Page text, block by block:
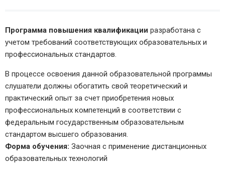
Программа повышения квалификации разработана с
учетом требований соответствующих образовательных и
профессиональных стандартов.
В процессе освоения данной образовательной программы
слушатели должны обогатить свой теоретический и
практический опыт за счет приобретения новых
профессиональных компетенций в соответствии с
федеральным государственным образовательным
стандартом высшего образования.
Форма обучения: Заочная с применение дистанционных
образовательных технологий